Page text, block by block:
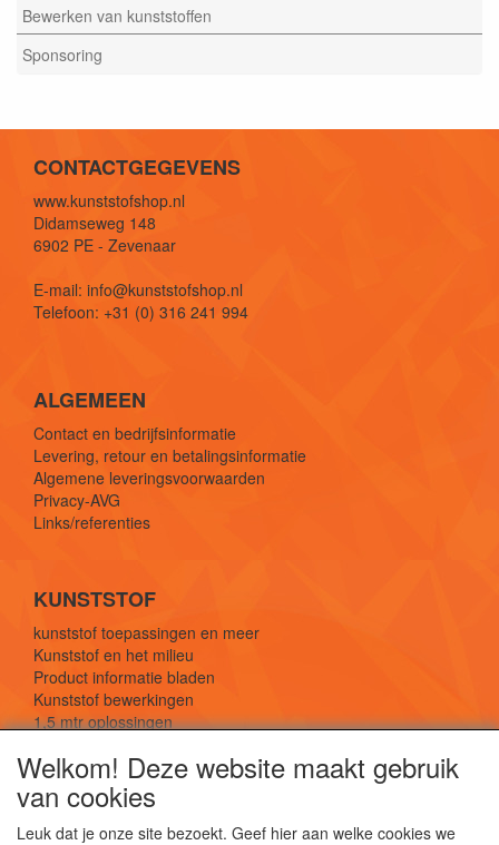
Bewerken van kunststoffen
Sponsoring
CONTACTGEGEVENS
www.kunststofshop.nl
Didamseweg 148
6902 PE - Zevenaar
E-mail: info@kunststofshop.nl
Telefoon: +31 (0) 316 241 994
ALGEMEEN
Contact en bedrijfsinformatie
Levering, retour en betalingsinformatie
Algemene leveringsvoorwaarden
Privacy-AVG
Links/referenties
KUNSTSTOF
kunststof toepassingen en meer
Kunststof en het milieu
Product informatie bladen
Kunststof bewerkingen
1,5 mtr oplossingen
SOCIALE MEDIA
Welkom! Deze website maakt gebruik
van cookies
Leuk dat je onze site bezoekt. Geef hier aan welke cookies we